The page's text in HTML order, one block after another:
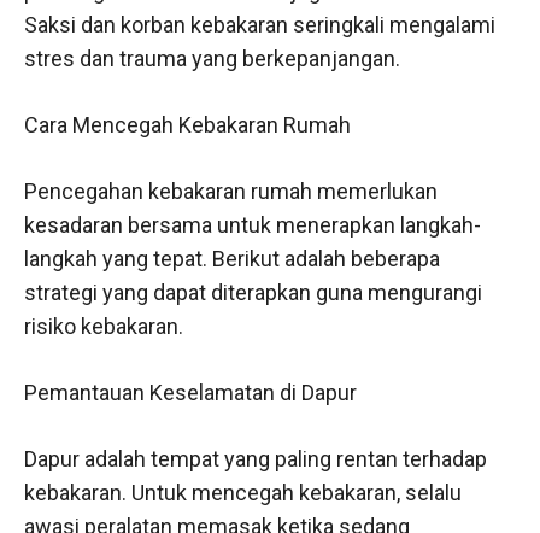
Saksi dan korban kebakaran seringkali mengalami
stres dan trauma yang berkepanjangan.
Cara Mencegah Kebakaran Rumah
Pencegahan kebakaran rumah memerlukan
kesadaran bersama untuk menerapkan langkah-
langkah yang tepat. Berikut adalah beberapa
strategi yang dapat diterapkan guna mengurangi
risiko kebakaran.
Pemantauan Keselamatan di Dapur
Dapur adalah tempat yang paling rentan terhadap
kebakaran. Untuk mencegah kebakaran, selalu
awasi peralatan memasak ketika sedang